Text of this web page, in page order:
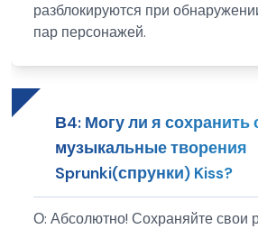
разблокируются при
пар персонажей.
В4: Могу ли я сохранить
музыкальные творения
Sprunki(спрунки) Kiss?
О: Абсолютно! Сохраняйте свои